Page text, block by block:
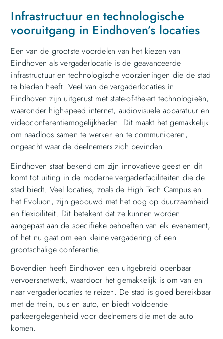
Infrastructuur en technologische
vooruitgang in Eindhoven’s locaties
Een van de grootste voordelen van het kiezen van
Eindhoven als vergaderlocatie is de geavanceerde
infrastructuur en technologische voorzieningen die de stad
te bieden heeft. Veel van de vergaderlocaties in
Eindhoven zijn uitgerust met state-of-the-art technologieën,
waaronder high-speed internet, audiovisuele apparatuur en
videoconferentiemogelijkheden. Dit maakt het gemakkelijk
om naadloos samen te werken en te communiceren,
ongeacht waar de deelnemers zich bevinden.
Eindhoven staat bekend om zijn innovatieve geest en dit
komt tot uiting in de moderne vergaderfaciliteiten die de
stad biedt. Veel locaties, zoals de High Tech Campus en
het Evoluon, zijn gebouwd met het oog op duurzaamheid
en flexibiliteit. Dit betekent dat ze kunnen worden
aangepast aan de specifieke behoeften van elk evenement,
of het nu gaat om een kleine vergadering of een
grootschalige conferentie.
Bovendien heeft Eindhoven een uitgebreid openbaar
vervoersnetwerk, waardoor het gemakkelijk is om van en
naar vergaderlocaties te reizen. De stad is goed bereikbaar
met de trein, bus en auto, en biedt voldoende
parkeergelegenheid voor deelnemers die met de auto
komen.